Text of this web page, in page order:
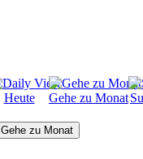
Heute Gehe zu Monat
Gehe zu Monat